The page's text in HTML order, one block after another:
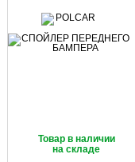
Товар в наличии
на складе